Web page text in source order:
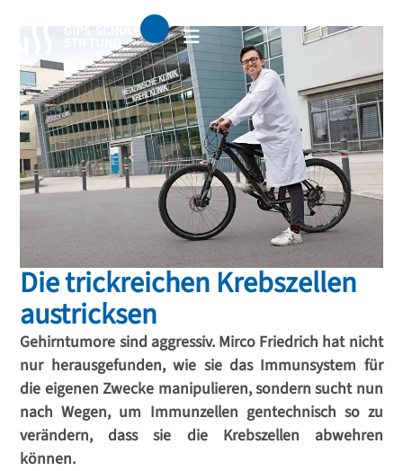
Die trickreichen Krebszellen
austricksen
Gehirntumore sind aggressiv. Mirco Friedrich hat nicht
nur herausgefunden, wie sie das Immunsystem für
die eigenen Zwecke manipulieren, sondern sucht nun
nach Wegen, um Immunzellen gentechnisch so zu
verändern, dass sie die Krebszellen abwehren
können.